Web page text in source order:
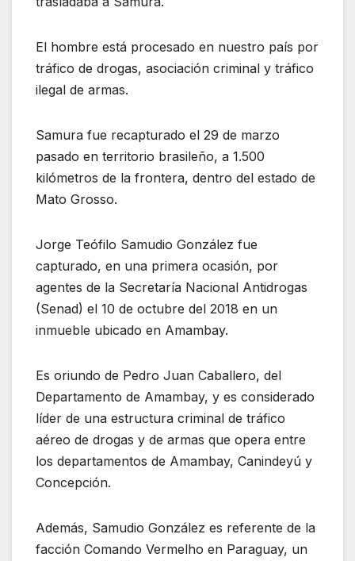
El hombre está procesado en nuestro país por
tráfico de drogas, asociación criminal y tráfico
ilegal de armas.
Samura fue recapturado el 29 de marzo
pasado en territorio brasileño, a 1.500
kilómetros de la frontera, dentro del estado de
Mato Grosso.
Jorge Teófilo Samudio González fue
capturado, en una primera ocasión, por
agentes de la Secretaría Nacional Antidrogas
(Senad) el 10 de octubre del 2018 en un
inmueble ubicado en Amambay.
Es oriundo de Pedro Juan Caballero, del
Departamento de Amambay, y es considerado
líder de una estructura criminal de tráfico
aéreo de drogas y de armas que opera entre
los departamentos de Amambay, Canindeyú y
Concepción.
Además, Samudio González es referente de la
facción Comando Vermelho en Paraguay, un